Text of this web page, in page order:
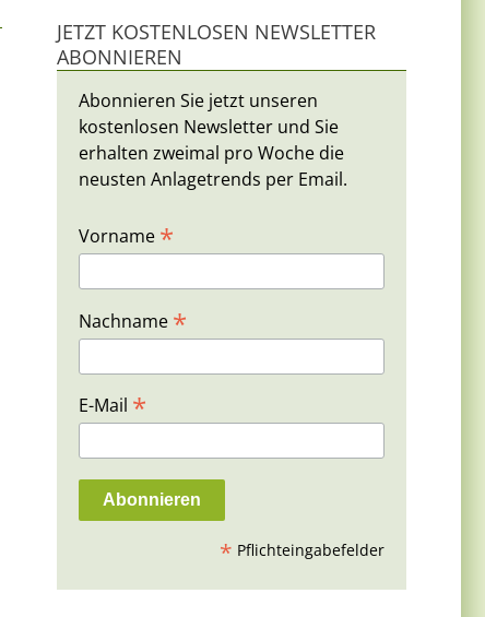
JETZT KOSTENLOSEN NEWSLETTER
ABONNIEREN
Abonnieren Sie jetzt unseren
kostenlosen Newsletter und Sie
erhalten zweimal pro Woche die
neusten Anlagetrends per Email.
Vorname *
Nachname *
E-Mail *
* Pflichteingabefelder